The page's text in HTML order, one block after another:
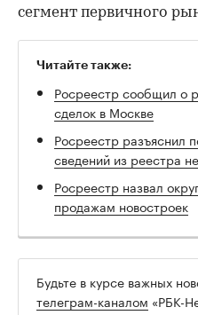
сегмент первичного
Читайте также:
Росреестр сообщил о
сделок в Москве
Росреестр разъяснил
сведений из реестра
Росреестр назвал
продажам новостроек
Будьте в курсе важных
телеграм-каналом «РБК-